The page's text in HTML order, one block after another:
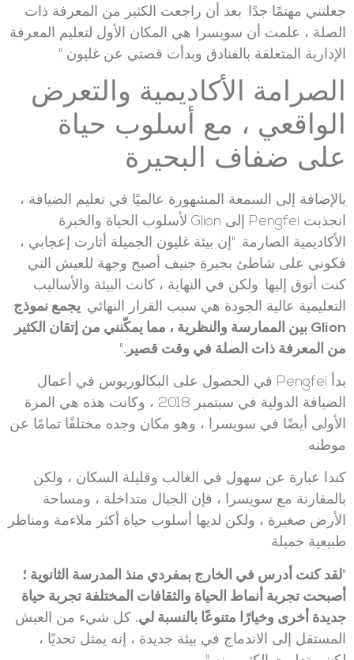
جعلتني مهتمًا جدًا. بعد أن راجعت الكثير من المعرفة ذات
الصلة ، علمت أن سويسرا هي المكان الأول لتعليم المعرفة
الإدارية المتعلقة بالفنادق وبدأت قصتي عن غليون ".
الصرامة الأكاديمية والتعرض
الواقعي ، مع أسلوب حياة
على ضفاف البحيرة
بالإضافة إلى السمعة المشهورة عالميًا في تعليم الضيافة ،
انجذبت Pengfei إلى Glion لأسلوب الحياة والخبرة
الأكاديمية الصارمة. "إن بيئة غليون الجميلة أثارت إعجابي ،
فكوني على شاطئ بحيرة جنيف أصبح وجهة للعيش التي
كنت أتوق إليها. ولكن في النهاية ، كانت البيئة والأساليب
التعليمية عالية الجودة هي سبب القرار النهائي. يجمع نموذج
Glion بين الممارسة والنظرية ، مما يمكّنني من إتقان الكثير
من المعرفة ذات الصلة في وقت قصير .
"
بدأ Pengfei في الحصول على البكالوريوس في أعمال
الضيافة الدولية في سبتمبر 2018 ، وكانت هذه هي المرة
الأولى أيضًا في سويسرا ، وهو مكان وجده مختلفًا تمامًا عن
موطنه.
كندا عبارة عن سهول في الغالب وقليلة السكان ، ولكن
بالمقارنة مع سويسرا ، فإن الجبال متداخلة ، ومساحة
الأرض صغيرة ، ولكن لديها أسلوب حياة أكثر ملاءمة ومناظر
طبيعية جميلة.
"لقد كنت أدرس في الخارج بمفردي منذ المدرسة الثانوية ؛
أصبحت تجربة أنماط الحياة والثقافات المختلفة تجربة حياة
جديدة أخرى وخيارًا متنوعًا بالنسبة لي. كل شيء من العيش
المستقل إلى الاندماج في بيئة جديدة ، إنه يمثل تحديًا ،